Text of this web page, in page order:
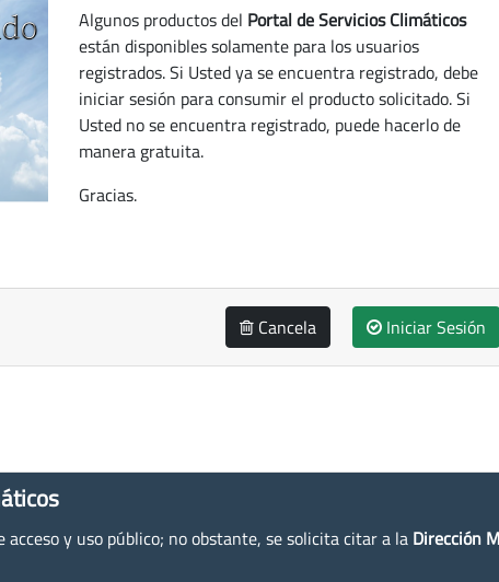
Algunos productos del Portal de Servicios Climáticos
están disponibles solamente para los usuarios
registrados. Si Usted ya se encuentra registrado, debe
iniciar sesión para consumir el producto solicitado. Si
Usted no se encuentra registrado, puede hacerlo de
manera gratuita.
Gracias.
Cancela Iniciar Sesión
y uso público; no obstante, se solicita citar a la Dirección